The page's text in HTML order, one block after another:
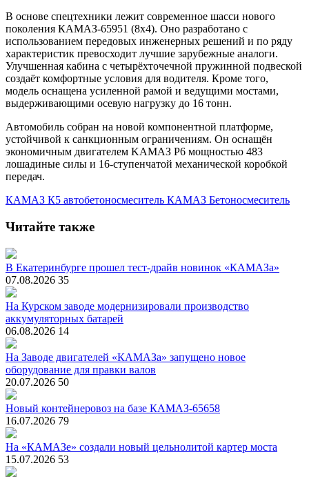
В основе спецтехники лежит современное шасси нового
поколения КАМАЗ-65951 (8х4). Оно разработано с
использованием передовых инженерных решений и по ряду
характеристик превосходит лучшие зарубежные аналоги.
Улучшенная кабина с четырёхточечной пружинной подвеской
создаёт комфортные условия для водителя. Кроме того,
модель оснащена усиленной рамой и ведущими мостами,
выдерживающими осевую нагрузку до 16 тонн.
Автомобиль собран на новой компонентной платформе,
устойчивой к санкционным ограничениям. Он оснащён
экономичным двигателем KAMAЗ Р6 мощностью 483
лошадиные силы и 16-ступенчатой механической коробкой
передач.
КАМАЗ К5 автобетоносмеситель КАМАЗ Бетоносмеситель
Читайте также
В Екатеринбурге прошел тест-драйв новинок «КАМАЗа»
07.08.2026 35
На Курском заводе модернизировали производство
аккумуляторных батарей
06.08.2026 14
На Заводе двигателей «КАМАЗа» запущено новое
оборудование для правки валов
20.07.2026 50
Новый контейнеровоз на базе КАМАЗ-65658
16.07.2026 79
На «КАМАЗе» создали новый цельнолитой картер моста
15.07.2026 53